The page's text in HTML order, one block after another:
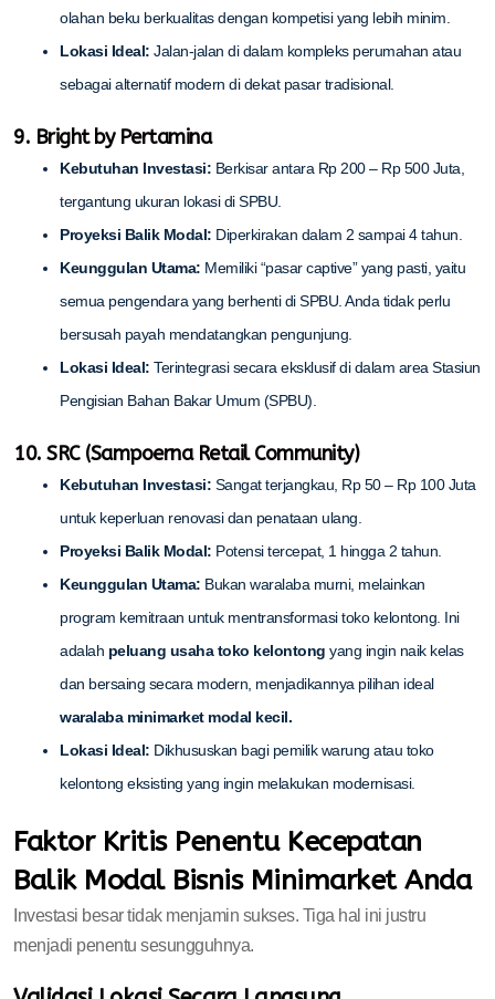
olahan beku berkualitas dengan kompetisi yang lebih minim.
Lokasi Ideal: Jalan-jalan di dalam kompleks perumahan atau
sebagai alternatif modern di dekat pasar tradisional.
9. Bright by Pertamina
Kebutuhan Investasi: Berkisar antara Rp 200 – Rp 500 Juta,
tergantung ukuran lokasi di SPBU.
Proyeksi Balik Modal: Diperkirakan dalam 2 sampai 4 tahun.
Keunggulan Utama: Memiliki “pasar captive” yang pasti, yaitu
semua pengendara yang berhenti di SPBU. Anda tidak perlu
bersusah payah mendatangkan pengunjung.
Lokasi Ideal: Terintegrasi secara eksklusif di dalam area Stasiun
Pengisian Bahan Bakar Umum (SPBU).
10. SRC (Sampoerna Retail Community)
Kebutuhan Investasi: Sangat terjangkau, Rp 50 – Rp 100 Juta
untuk keperluan renovasi dan penataan ulang.
Proyeksi Balik Modal: Potensi tercepat, 1 hingga 2 tahun.
Keunggulan Utama: Bukan waralaba murni, melainkan
program kemitraan untuk mentransformasi toko kelontong. Ini
adalah peluang usaha toko kelontong yang ingin naik kelas
dan bersaing secara modern, menjadikannya pilihan ideal
waralaba minimarket modal kecil.
Lokasi Ideal: Dikhususkan bagi pemilik warung atau toko
kelontong eksisting yang ingin melakukan modernisasi.
Faktor Kritis Penentu Kecepatan
Balik Modal Bisnis Minimarket Anda
Investasi besar tidak menjamin sukses. Tiga hal ini justru
menjadi penentu sesungguhnya.